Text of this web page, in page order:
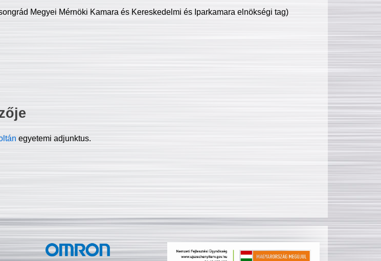
Megyei Mérnöki Kamara és Kereskedelmi és Iparkamara elnökségi tag)
egyetemi adjunktus.